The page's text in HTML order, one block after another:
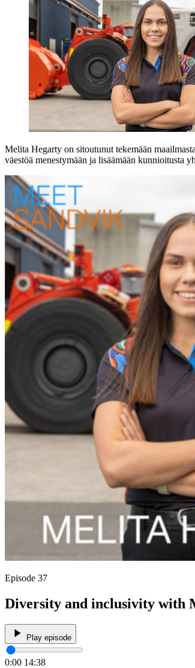
Melita Hegarty on sitoutunut tekemään
väestöä menestymään ja lisäämään kunnioitusta
Episode 37
Diversity and inclusivity with
Play episode
0:00 14:38